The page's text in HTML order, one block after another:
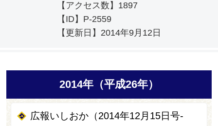
【アクセス数】 1897
【ID】 P-2559
【更新日】 2014年9月12日
2014年（平成26年）
広報いしおか（2014年12月15日号-